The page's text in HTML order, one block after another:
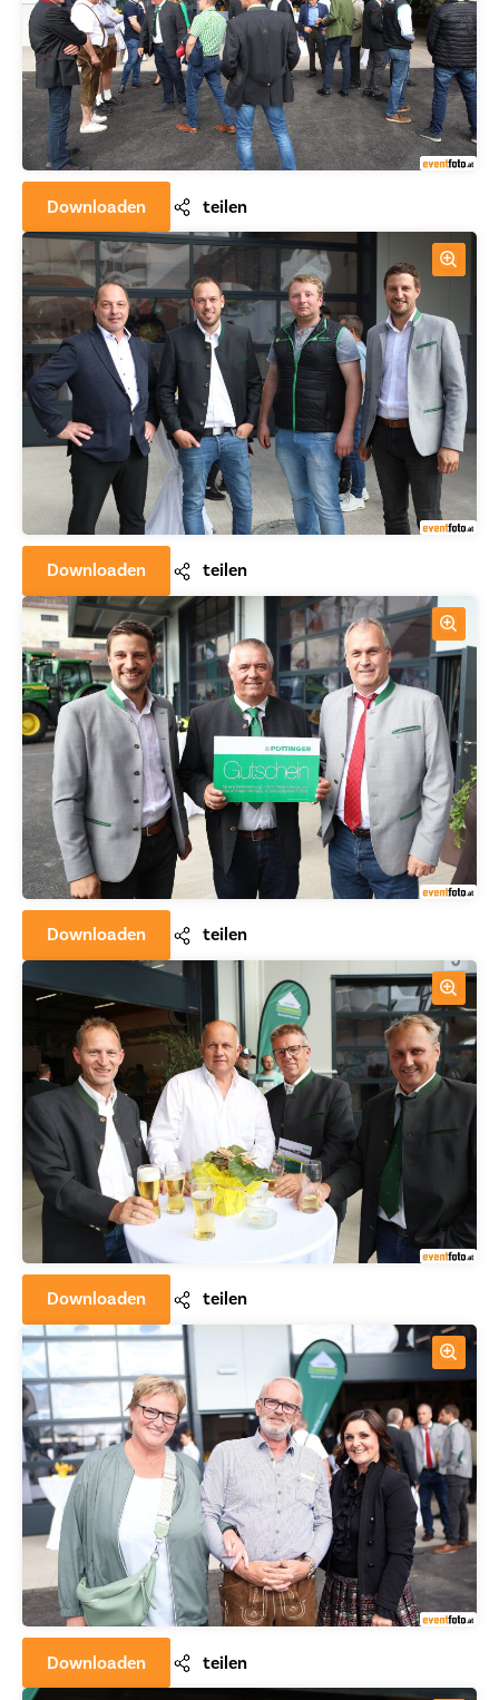
Downloaden teilen
Downloaden teilen
Downloaden teilen
Downloaden teilen
Downloaden teilen